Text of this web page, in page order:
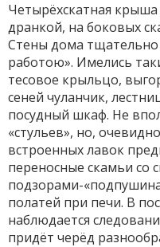
Четырёхскатная
дранкой, на боковых
Стены дома тщательно
работою». Имелись
тесовое крыльцо,
сеней чуланчик,
посудный шкаф. Не
«стульев», но,
встроенных лавок
переносные скамьи со
подзорами-
полатей при печи. В
наблюдается
придёт черёд